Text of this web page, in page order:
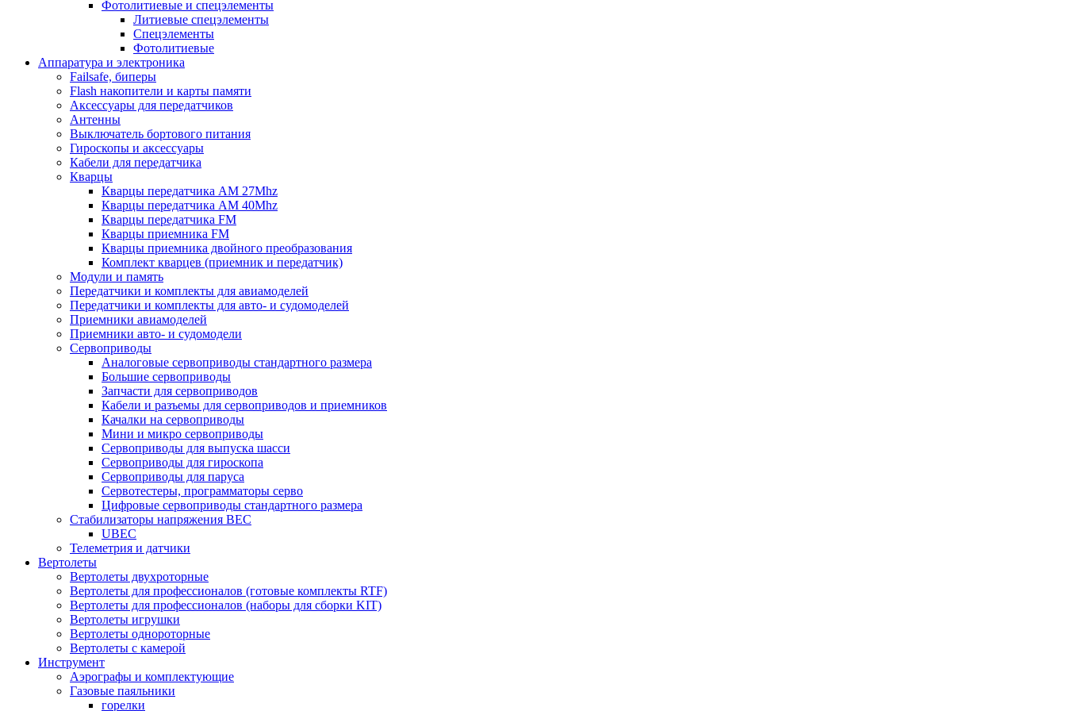
Фотолитиевые и спецэлементы
Литиевые спецэлементы
Спецэлементы
Фотолитиевые
Аппаратура и электроника
Failsafe, биперы
Flash накопители и карты памяти
Аксессуары для передатчиков
Антенны
Выключатель бортового питания
Гироскопы и аксессуары
Кабели для передатчика
Кварцы
Кварцы передатчика AM 27Mhz
Кварцы передатчика AM 40Mhz
Кварцы передатчика FM
Кварцы приемника FM
Кварцы приемника двойного преобразования
Комплект кварцев (приемник и передатчик)
Модули и память
Передатчики и комплекты для авиамоделей
Передатчики и комплекты для авто- и судомоделей
Приемники авиамоделей
Приемники авто- и судомодели
Сервоприводы
Аналоговые сервоприводы стандартного размера
Большие сервоприводы
Запчасти для сервоприводов
Кабели и разъемы для сервоприводов и приемников
Качалки на сервоприводы
Мини и микро сервоприводы
Сервоприводы для выпуска шасси
Сервоприводы для гироскопа
Сервоприводы для паруса
Сервотестеры, программаторы серво
Цифровые сервоприводы стандартного размера
Стабилизаторы напряжения BEC
UBEC
Телеметрия и датчики
Вертолеты
Вертолеты двухроторные
Вертолеты для профессионалов (готовые комплекты RTF)
Вертолеты для профессионалов (наборы для сборки KIT)
Вертолеты игрушки
Вертолеты однороторные
Вертолеты с камерой
Инструмент
Аэрографы и комплектующие
Газовые паяльники
горелки